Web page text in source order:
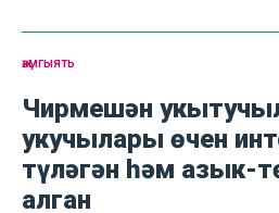
җәмгыять
Чирмешән
укучылары өчен
түләгән һәм азык-
алган